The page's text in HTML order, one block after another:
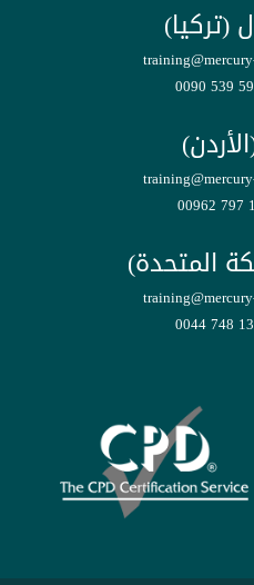
(تركيا)
0090 539
00962 797
المتحدة)
0044 748